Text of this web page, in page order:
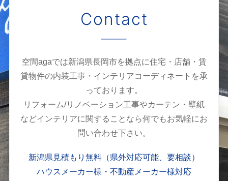
Contact
空間agaでは新潟県長岡市を拠点に住宅・店舗・賃
貸物件の内装工事・インテリアコーディネートを承
っております。
リフォーム/リノベーション工事やカーテン・壁紙
などインテリアに関することなら何でもお気軽にお
問い合わせ下さい。
新潟県見積もり無料（県外対応可能、要相談）
ハウスメーカー様・不動産メーカー様対応